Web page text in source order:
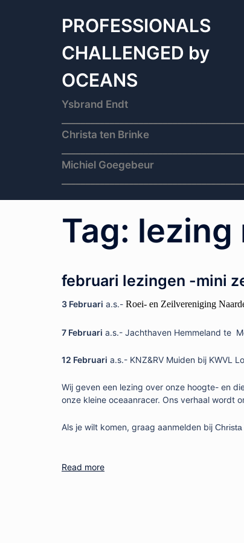
PROFESSIONALS
CHALLENGED by
OCEANS
Ysbrand Endt
Christa ten Brinke
Michiel Goegebeur
Tag: lezing
februari lezingen -mini
3 Februari a.s.- Roei- en Zeilvereniging
7 Februari a.s.- Jachthaven Hemmeland te
12 Februari a.s.- KNZ&RV Muiden bij KWVL
Wij geven een lezing over onze hoogte- en
onze kleine oceaanracer. Ons verhaal wordt
Als je wilt komen, graag aanmelden bij Christa
Read more